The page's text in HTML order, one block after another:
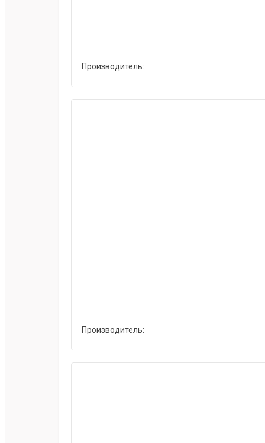
Производитель:
Производитель: